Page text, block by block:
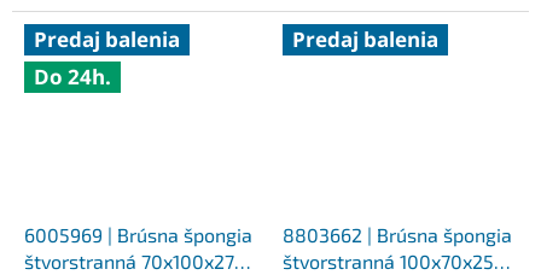
Predaj balenia
Do 24h.
6005969 | Brúsna špongia
štvorstranná 70x100x27
Predaj balenia
8803662 | Brúsna špongia
štvorstranná 100x70x25